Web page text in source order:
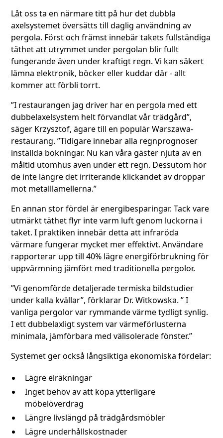
Låt oss ta en närmare titt på hur det dubbla
axelsystemet översätts till daglig användning av
pergola. Först och främst innebär takets fullständiga
täthet att utrymmet under pergolan blir fullt
fungerande även under kraftigt regn. Vi kan säkert
lämna elektronik, böcker eller kuddar där - allt
kommer att förbli torrt.
”I restaurangen jag driver har en pergola med ett
dubbelaxelsystem helt förvandlat vår trädgård”,
säger Krzysztof, ägare till en populär Warszawa-
restaurang. ”Tidigare innebar alla regnprognoser
inställda bokningar. Nu kan våra gäster njuta av en
måltid utomhus även under ett regn. Dessutom hör
de inte längre det irriterande klickandet av droppar
mot metalllamellerna.”
En annan stor fördel är energibesparingar. Tack vare
utmärkt täthet flyr inte varm luft genom luckorna i
taket. I praktiken innebär detta att infraröda
värmare fungerar mycket mer effektivt. Användare
rapporterar upp till 40% lägre energiförbrukning för
uppvärmning jämfört med traditionella pergolor.
”Vi genomförde detaljerade termiska bildstudier
under kalla kvällar”, förklarar Dr. Witkowska. ” I
vanliga pergolor var rymmande värme tydligt synlig.
I ett dubbelaxligt system var värmeförlusterna
minimala, jämförbara med välisolerade fönster.”
Systemet ger också långsiktiga ekonomiska fördelar:
Lägre elräkningar
Inget behov av att köpa ytterligare
möbelöverdrag
Längre livslängd på trädgårdsmöbler
Lägre underhållskostnader